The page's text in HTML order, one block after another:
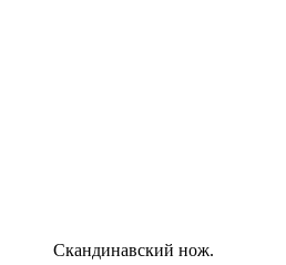
Скандинавский нож.